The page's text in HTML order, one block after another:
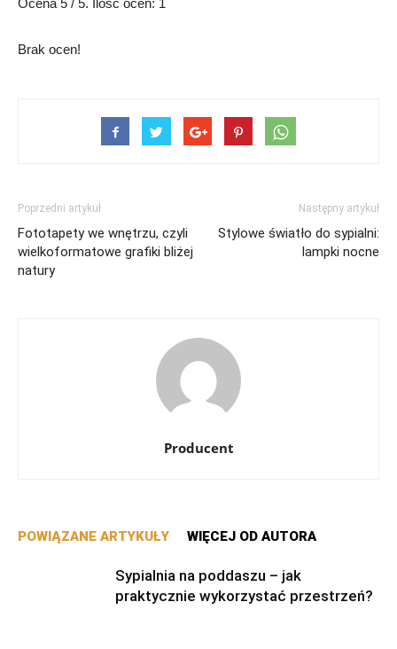
Ocena 5 / 5. Ilość ocen: 1
Brak ocen!
Poprzedni artykuł
Fototapety we wnętrzu, czyli
wielkoformatowe grafiki bliżej
natury
Następny artykuł
Stylowe światło do sypialni:
lampki nocne
Producent
POWIĄZANE ARTYKUŁY WIĘCEJ OD AUTORA
Sypialnia na poddaszu – jak
praktycznie wykorzystać przestrzeń?